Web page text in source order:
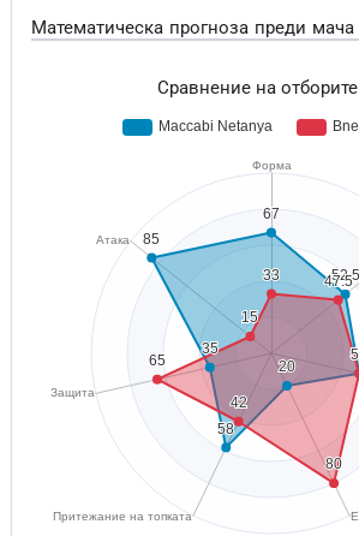
Математическа прогноза преди мача
Сравнение на отборите